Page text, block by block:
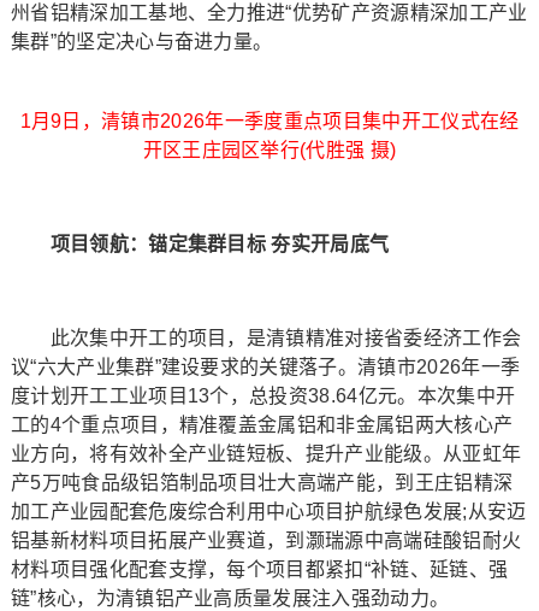
州省铝精深加工基地、全力推进“优势矿产资源精深加工产业
集群”的坚定决心与奋进力量。
1月9日，清镇市2026年一季度重点项目集中开工仪式在经
开区王庄园区举行(代胜强 摄)
项目领航：锚定集群目标 夯实开局底气
此次集中开工的项目，是清镇精准对接省委经济工作会
议“六大产业集群”建设要求的关键落子。清镇市2026年一季
度计划开工工业项目13个，总投资38.64亿元。本次集中开
工的4个重点项目，精准覆盖金属铝和非金属铝两大核心产
业方向，将有效补全产业链短板、提升产业能级。从亚虹年
产5万吨食品级铝箔制品项目壮大高端产能，到王庄铝精深
加工产业园配套危废综合利用中心项目护航绿色发展;从安迈
铝基新材料项目拓展产业赛道，到灏瑞源中高端硅酸铝耐火
材料项目强化配套支撑，每个项目都紧扣“补链、延链、强
链”核心，为清镇铝产业高质量发展注入强劲动力。